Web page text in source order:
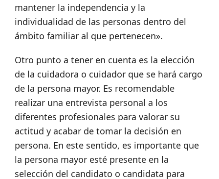
mantener la independencia y la
individualidad de las personas dentro del
ámbito familiar al que pertenecen».
Otro punto a tener en cuenta es la elección
de la cuidadora o cuidador que se hará cargo
de la persona mayor. Es recomendable
realizar una entrevista personal a los
diferentes profesionales para valorar su
actitud y acabar de tomar la decisión en
persona. En este sentido, es importante que
la persona mayor esté presente en la
selección del candidato o candidata para